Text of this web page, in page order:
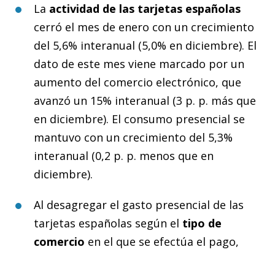
La actividad de las tarjetas españolas
cerró el mes de enero con un crecimiento
del 5,6% interanual (5,0% en diciembre). El
dato de este mes viene marcado por un
aumento del comercio electrónico, que
avanzó un 15% interanual (3 p. p. más que
en diciembre). El consumo presencial se
mantuvo con un crecimiento del 5,3%
interanual (0,2 p. p. menos que en
diciembre).
Al desagregar el gasto presencial de las
tarjetas españolas según el tipo de
comercio en el que se efectúa el pago,